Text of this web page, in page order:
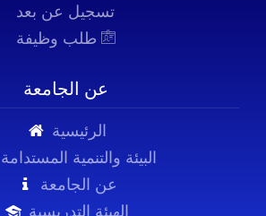
تسجيل عن بعد
عن الجامعة
الرئيسية
البيئة والتنمية المستدامة
عن الجامعة
الهيئة التدريسية